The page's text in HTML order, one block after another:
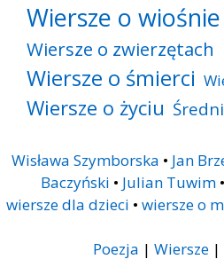
Wiersze o wiośnie
Wiersze o zwierzętach
Wiersze o śmierci
Wiersze o życiu
Wisława Szymborska • Jan
Baczyński • Julian Tuwim•
wiersze dla dzieci • wiersze o
Poezja | Wiersze|